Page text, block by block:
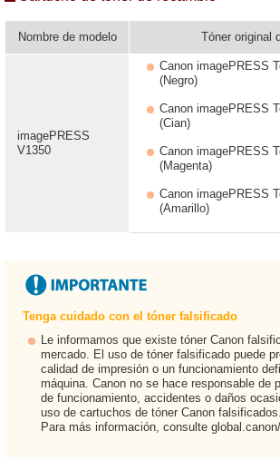
Nombre de modelo Tóner original
imagePRESS
V1350
Canon imagePRESS
(Negro)
Canon imagePRESS
(Cian)
Canon imagePRESS
(Magenta)
Canon imagePRESS
(Amarillo)
Tenga cuidado con el tóner falsificado
Le informamos que existe tóner Canon
mercado. El uso de tóner falsificado puede
calidad de impresión o un funcionamiento
máquina. Canon no se hace responsable de
de funcionamiento, accidentes o daños
uso de cartuchos de tóner Canon falsificados.
Para más información, consulte